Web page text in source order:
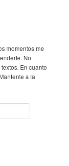
momentos me
No
En cuanto
a la